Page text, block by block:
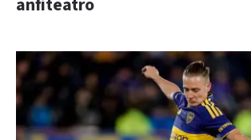
anfiteatro